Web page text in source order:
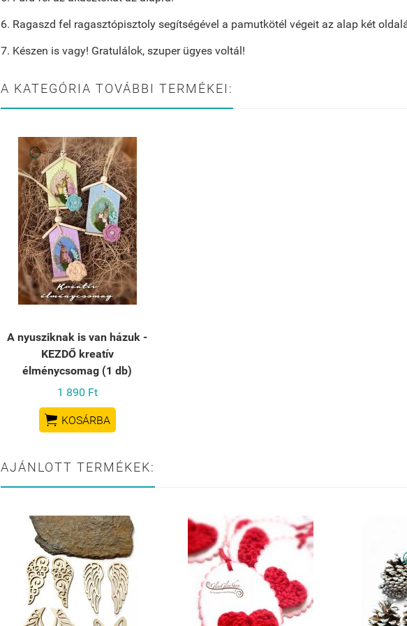
6. Ragaszd fel ragasztópisztoly segítségével a pamutkötél végeit az alap két
7. Készen is vagy! Gratulálok, szuper ügyes voltál!
A KATEGÓRIA TOVÁBBI TERMÉKEI:
A nyusziknak is van házuk -
KEZDŐ kreatív
élménycsomag (1 db)
1 890 Ft
 KOSÁRBA
AJÁNLOTT TERMÉKEK: